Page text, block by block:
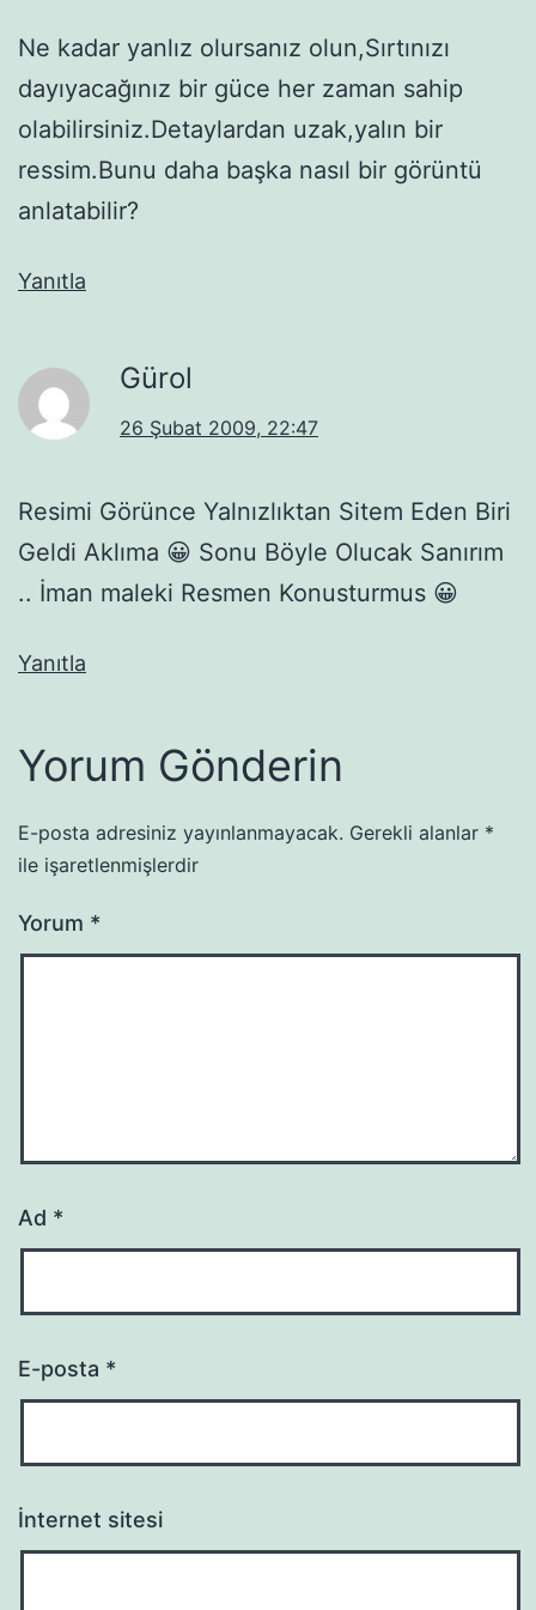
Ne kadar yanlız olursanız olun,Sırtınızı
dayıyacağınız bir güce her zaman sahip
olabilirsiniz.Detaylardan uzak,yalın bir
ressim.Bunu daha başka nasıl bir görüntü
anlatabilir?
Yanıtla
Gürol
26 Şubat 2009, 22:47
Resimi Görünce Yalnızlıktan Sitem Eden Biri
Geldi Aklıma 😀 Sonu Böyle Olucak Sanırım
.. İman maleki Resmen Konusturmus 😀
Yanıtla
Yorum Gönderin
E-posta adresiniz yayınlanmayacak. Gerekli alanlar *
ile işaretlenmişlerdir
Yorum *
Ad *
E-posta *
İnternet sitesi